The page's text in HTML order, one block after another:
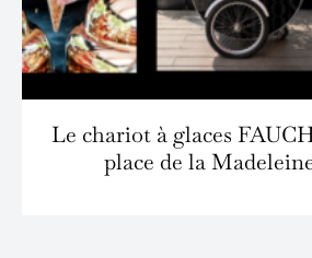
Le chariot à glaces
place de la